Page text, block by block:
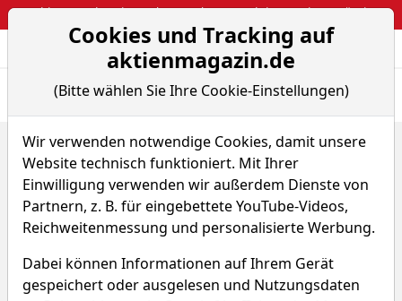
Webinar: So kassierst du trotzdem attraktive Optionsprämien
Aktien- und
Home
ETFs
Amundi Aktien Euroaktien der Pioneer Investment Ka...
Chart-Tool
Amundi Aktien Euroaktien
der Pioneer Investment
Kapitalanlagegesellschaft
Cookies und Tracking auf
aktienmagazin.de
(Bitte wählen Sie Ihre Cookie-Einstellungen)
Wir verwenden notwendige Cookies, damit unsere
Website technisch funktioniert. Mit Ihrer
Einwilligung verwenden wir außerdem Dienste von
Partnern, z. B. für eingebettete YouTube-Videos,
Reichweitenmessung und personalisierte Werbung.
Dabei können Informationen auf Ihrem Gerät
gespeichert oder ausgelesen und Nutzungsdaten